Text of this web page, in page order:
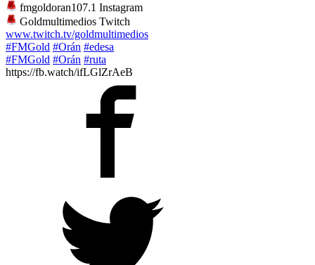
fmgoldoran107.1 Instagram
Goldmultimedios Twitch
www.twitch.tv/goldmultimedios
#FMGold #Orán #edesa
#FMGold #Orán #ruta
https://fb.watch/ifLGlZrAeB